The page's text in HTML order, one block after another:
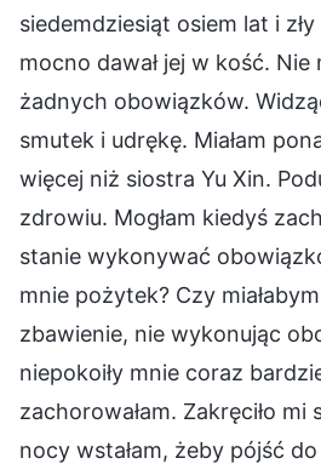
siedemdziesiąt osiem lat i
mocno dawał jej w kość. Nie
żadnych obowiązków.
smutek i udrękę. Miałam
więcej niż siostra Yu Xin.
zdrowiu. Mogłam kiedyś
stanie wykonywać
mnie pożytek? Czy
zbawienie, nie wykonując
niepokoiły mnie coraz
zachorowałam. Zakręciło mi
nocy wstałam, żeby pójść do